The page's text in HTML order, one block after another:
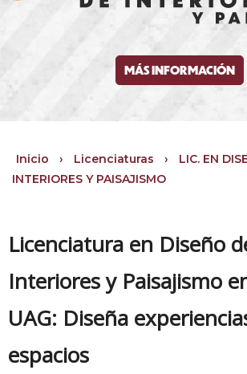
MÁS INFORMACIÓN
Inicio › Licenciaturas ›
LIC. EN
INTERIORES Y PAISAJISMO
Licenciatura en Diseño
Interiores y Paisajismo
UAG: Diseña
espacios